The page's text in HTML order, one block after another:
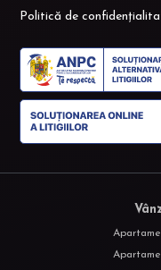
Politică de